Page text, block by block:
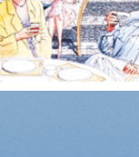
Territoires